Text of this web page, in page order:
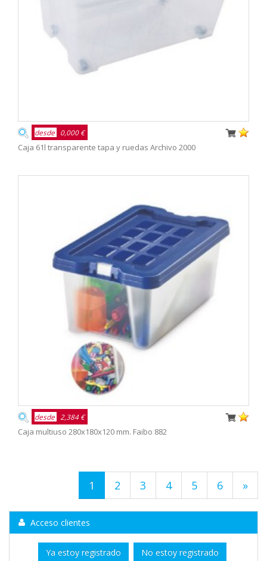
desde 0,000 €
Caja 61l transparente tapa y ruedas Archivo 2000
desde 2,384 €
Caja multiuso 280x180x120 mm. Faibo 882
1 2 3 4 5 6 »
Acceso clientes
Ya estoy registrado No estoy registrado